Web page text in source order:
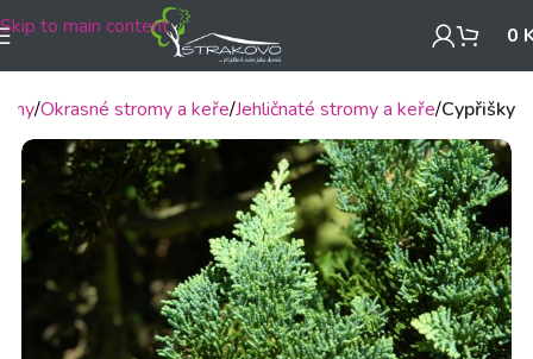
Skip to main content 0
Okrasné stromy a keře Jehličnaté stromy a keře Cypřišky